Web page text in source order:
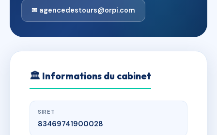
✉ agencedestours@orpi.com
🏛 Informations du cabinet
SIRET
83469741900028